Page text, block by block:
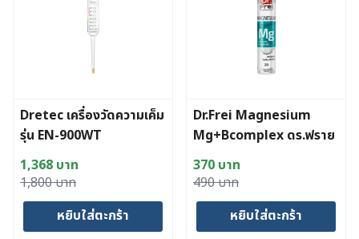
Dretec เครื่องวัดความเค็ม
รุ่น EN-900WT
1,800บาท
Original
price
1,368 บาท
Current
price
หยิบใส่ตะกร้า
Dr.Frei Magnesium
Mg+Bcomplex ดร.ฟราย
เม็ดฟู่แมกนีเซียม ผสมวิตามิ
นบีรวม
490บาท
Original
price
370 บาท
Current
price
หยิบใส่ตะกร้า